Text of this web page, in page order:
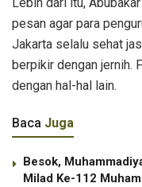
pesan agar para
Jakarta selalu sehat
berpikir dengan jernih.
dengan hal-hal lain.
Baca Juga
Besok,
Milad Ke-112